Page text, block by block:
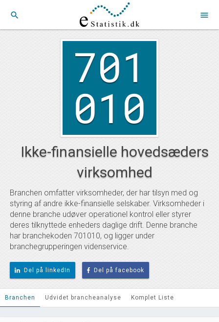
search menu
701
010
Ikke-finansielle hovedsæders
virksomhed
Branchen omfatter virksomheder, der har tilsyn med og
styring af andre ikke-finansielle selskaber. Virksomheder i
denne branche udøver operationel kontrol eller styrer
deres tilknyttede enheders daglige drift. Denne branche
har branchekoden 701010, og ligger under
branchegrupperingen videnservice.
Del på linkedIn Del på facebook
Branchen Udvidet brancheanalyse Komplet Liste